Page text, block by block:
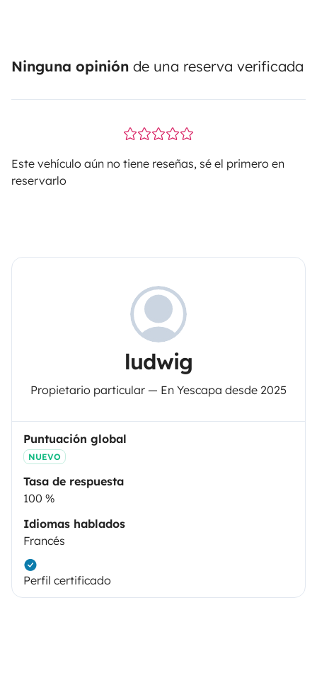
Ninguna opinión de una reserva verificada
Este vehículo aún no tiene reseñas, sé el primero en
reservarlo
ludwig
Propietario particular — En Yescapa desde 2025
Puntuación global
NUEVO
Tasa de respuesta
100 %
Idiomas hablados
Francés
Perfil certificado